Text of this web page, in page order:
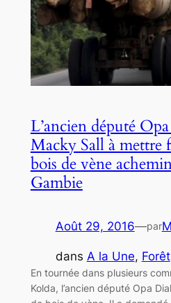
L’ancien député
Macky Sall à mettre
bois de vène
Gambie
Août 29, 2016—par
dans A la Une, Forêt
En tournée dans plusieurs
Kolda, l’ancien député Opa